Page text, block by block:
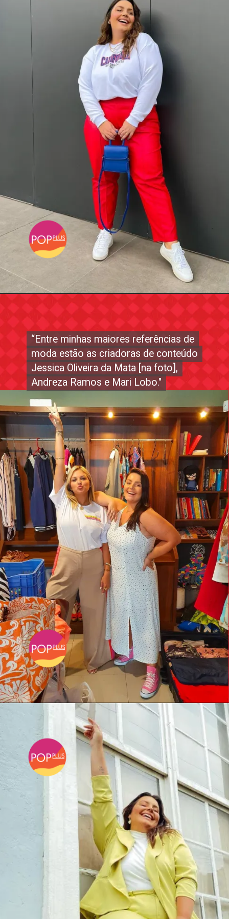
“Entre minhas maiores referências de
moda estão as criadoras de conteúdo
Jessica Oliveira da Mata [na foto],
Andreza Ramos e Mari Lobo."
“Entre minhas maiores referências de
moda estão as criadoras de conteúdo
Jessica Oliveira da Mata [na foto],
Andreza Ramos e Mari Lobo."